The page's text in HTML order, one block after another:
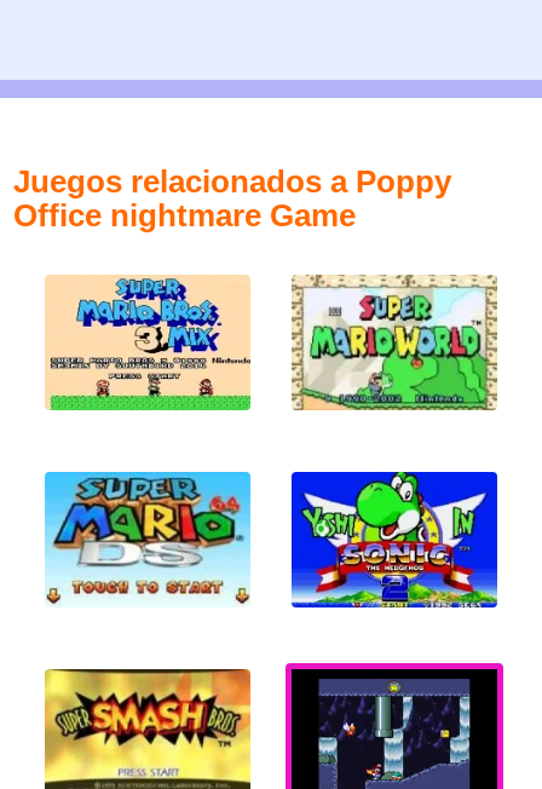
Juegos relacionados a Poppy
Office nightmare Game